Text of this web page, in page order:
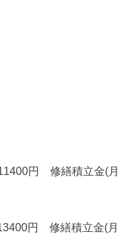
円 修繕積立金(月
円 修繕積立金(月